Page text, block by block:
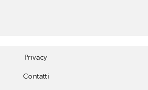
Privacy
Contatti